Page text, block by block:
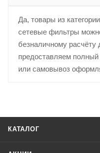
Да, товары из
сетевые фильтры
безналичному
предоставляем полный
или самовывоз
КАТАЛОГ